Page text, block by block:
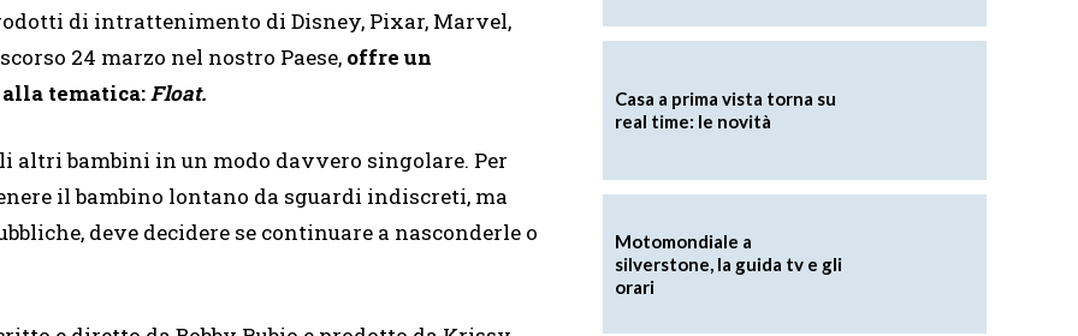
di intrattenimento di Disney, Pixar, Marvel,
24 marzo nel nostro Paese, offre un
tematica:Float.
altri bambini in un modo davvero singolare. Per
il bambino lontano da sguardi indiscreti, ma
deve decidere se continuare a nasconderle o
Casa a prima vista torna su
real time: le novità
Motomondiale a
silverstone, la guida tv e gli
orari